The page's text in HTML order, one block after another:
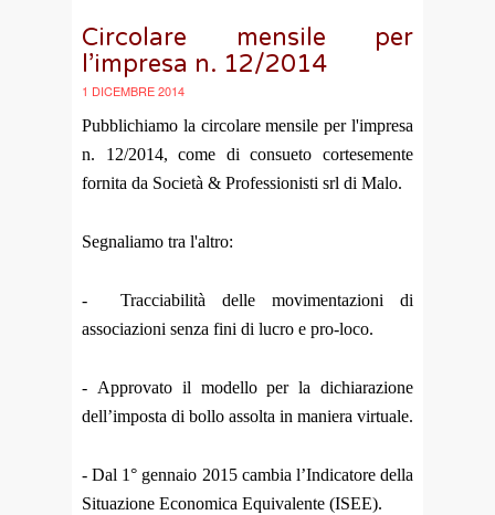
Circolare mensile per
l’impresa n. 12/2014
1 DICEMBRE 2014
Pubblichiamo la circolare mensile per l'impresa
n. 12/2014, come di consueto cortesemente
fornita da Società & Professionisti srl di Malo.
Segnaliamo tra l'altro:
- Tracciabilità delle movimentazioni di
associazioni senza fini di lucro e pro-loco.
- Approvato il modello per la dichiarazione
dell’imposta di bollo assolta in maniera virtuale.
- Dal 1° gennaio 2015 cambia l’Indicatore della
Situazione Economica Equivalente (ISEE).